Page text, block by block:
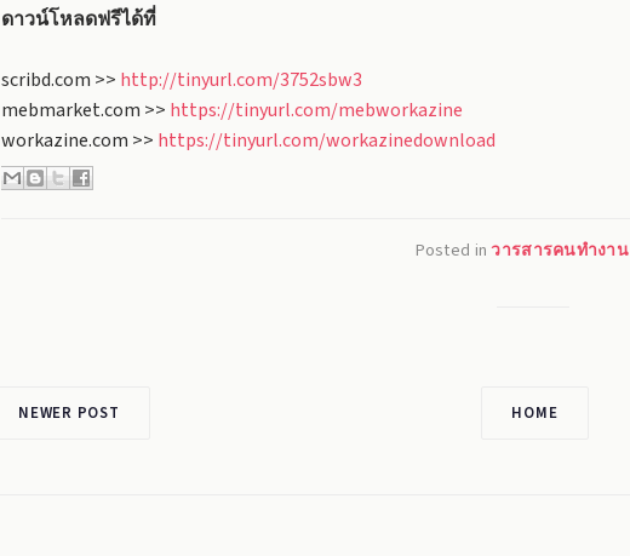
ดาวน์โหลดฟรีได้ที่
scribd.com >> http://tinyurl.com/3752sbw3
mebmarket.com >> https://tinyurl.com/mebworkazine
workazine.com >> https://tinyurl.com/workazinedownload
Posted inวารสารคนทำงาน
NEWER POST HOME